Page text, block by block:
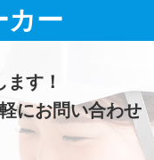
カー
す！
にお問い合わせ